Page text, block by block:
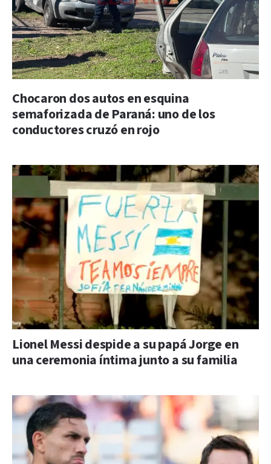
Chocaron dos autos en esquina
semaforizada de Paraná: uno de los
conductores cruzó en rojo
Lionel Messi despide a su papá Jorge en
una ceremonia íntima junto a su familia